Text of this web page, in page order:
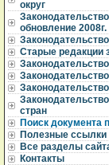
округ
обновление 2008г.
Старые редакции
стран
Поиск документа
Полезные ссылки
Все разделы
Контакты